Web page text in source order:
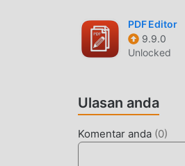
PDF Editor
9.9.0
Unlocked
Ulasan anda
Komentar anda (0)